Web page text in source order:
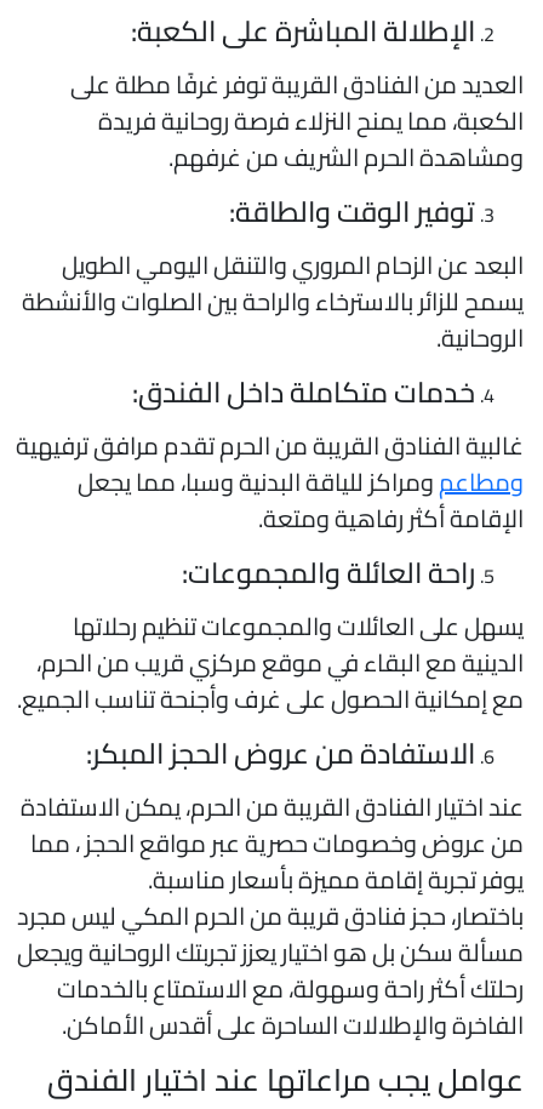
الإطلالة المباشرة على الكعبة:
من الفنادق القريبة توفر غرفًا مطلة على
مما يمنح النزلاء فرصة روحانية فريدة
الحرم الشريف من غرفهم.
توفير الوقت والطاقة:
عن الزحام المروري والتنقل اليومي الطويل
للزائر بالاسترخاء والراحة بين الصلوات والأنشطة
خدمات متكاملة داخل الفندق:
الفنادق القريبة من الحرم تقدم مرافق ترفيهية
ومراكز للياقة البدنية وسبا، مما يجعل
أكثر رفاهية ومتعة.
راحة العائلة والمجموعات:
على العائلات والمجموعات تنظيم رحلاتها
مع البقاء في موقع مركزي قريب من الحرم،
إمكانية الحصول على غرف وأجنحة تناسب الجميع.
الاستفادة من عروض الحجز المبكر:
اختيار الفنادق القريبة من الحرم، يمكن الاستفادة
عروض وخصومات حصرية عبر مواقع الحجز ، مما
تجربة إقامة مميزة بأسعار مناسبة.
حجز فنادق قريبة من الحرم المكي ليس مجرد
سكن بل هو اختيار يعزز تجربتك الروحانية ويجعل
أكثر راحة وسهولة، مع الاستمتاع بالخدمات
والإطلالات الساحرة على أقدس الأماكن.
يجب مراعاتها عند اختيار الفندق